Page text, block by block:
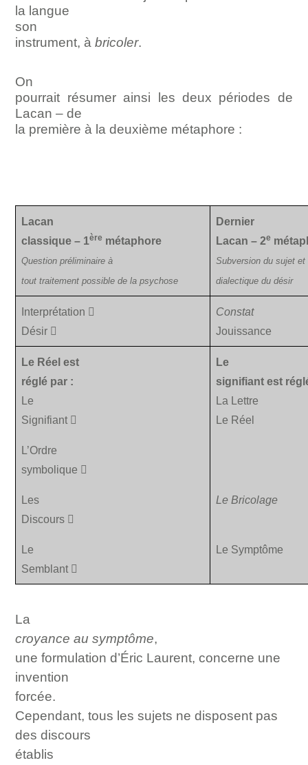
la langue
son
instrument, àbricoler.
On
pourrait résumer ainsi les deux périodes de
Lacan – de
la première à la deuxième métaphore :
Lacan
classique – 1ère métaphore
Question préliminaire à
tout traitement possible de la psychose
Dernier
Lacan – 2e
Subversion du sujet et
dialectique du désir
Interprétation 
Désir 
Constat
Jouissance
Le Réel est
réglé par :
Le
Signifiant
Le
signifiant est
La Lettre
Le Réel
L’Ordre
symbolique 
Les
Discours 
Le Bricolage
Le
Semblant
Le Symptôme
La
croyance au symptôme,
une formulation d’Éric Laurent, concerne une
invention
forcée.
Cependant, tous les sujets ne disposent pas
des discours
établis